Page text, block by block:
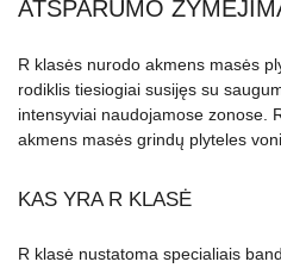
ATSPARUMO
R klasės nurodo akmens masės
rodiklis tiesiogiai susijęs su
intensyviai naudojamose zonose.
akmens masės grindų plyteles
KAS YRA R KLASĖ
R klasė nustatoma specialiais